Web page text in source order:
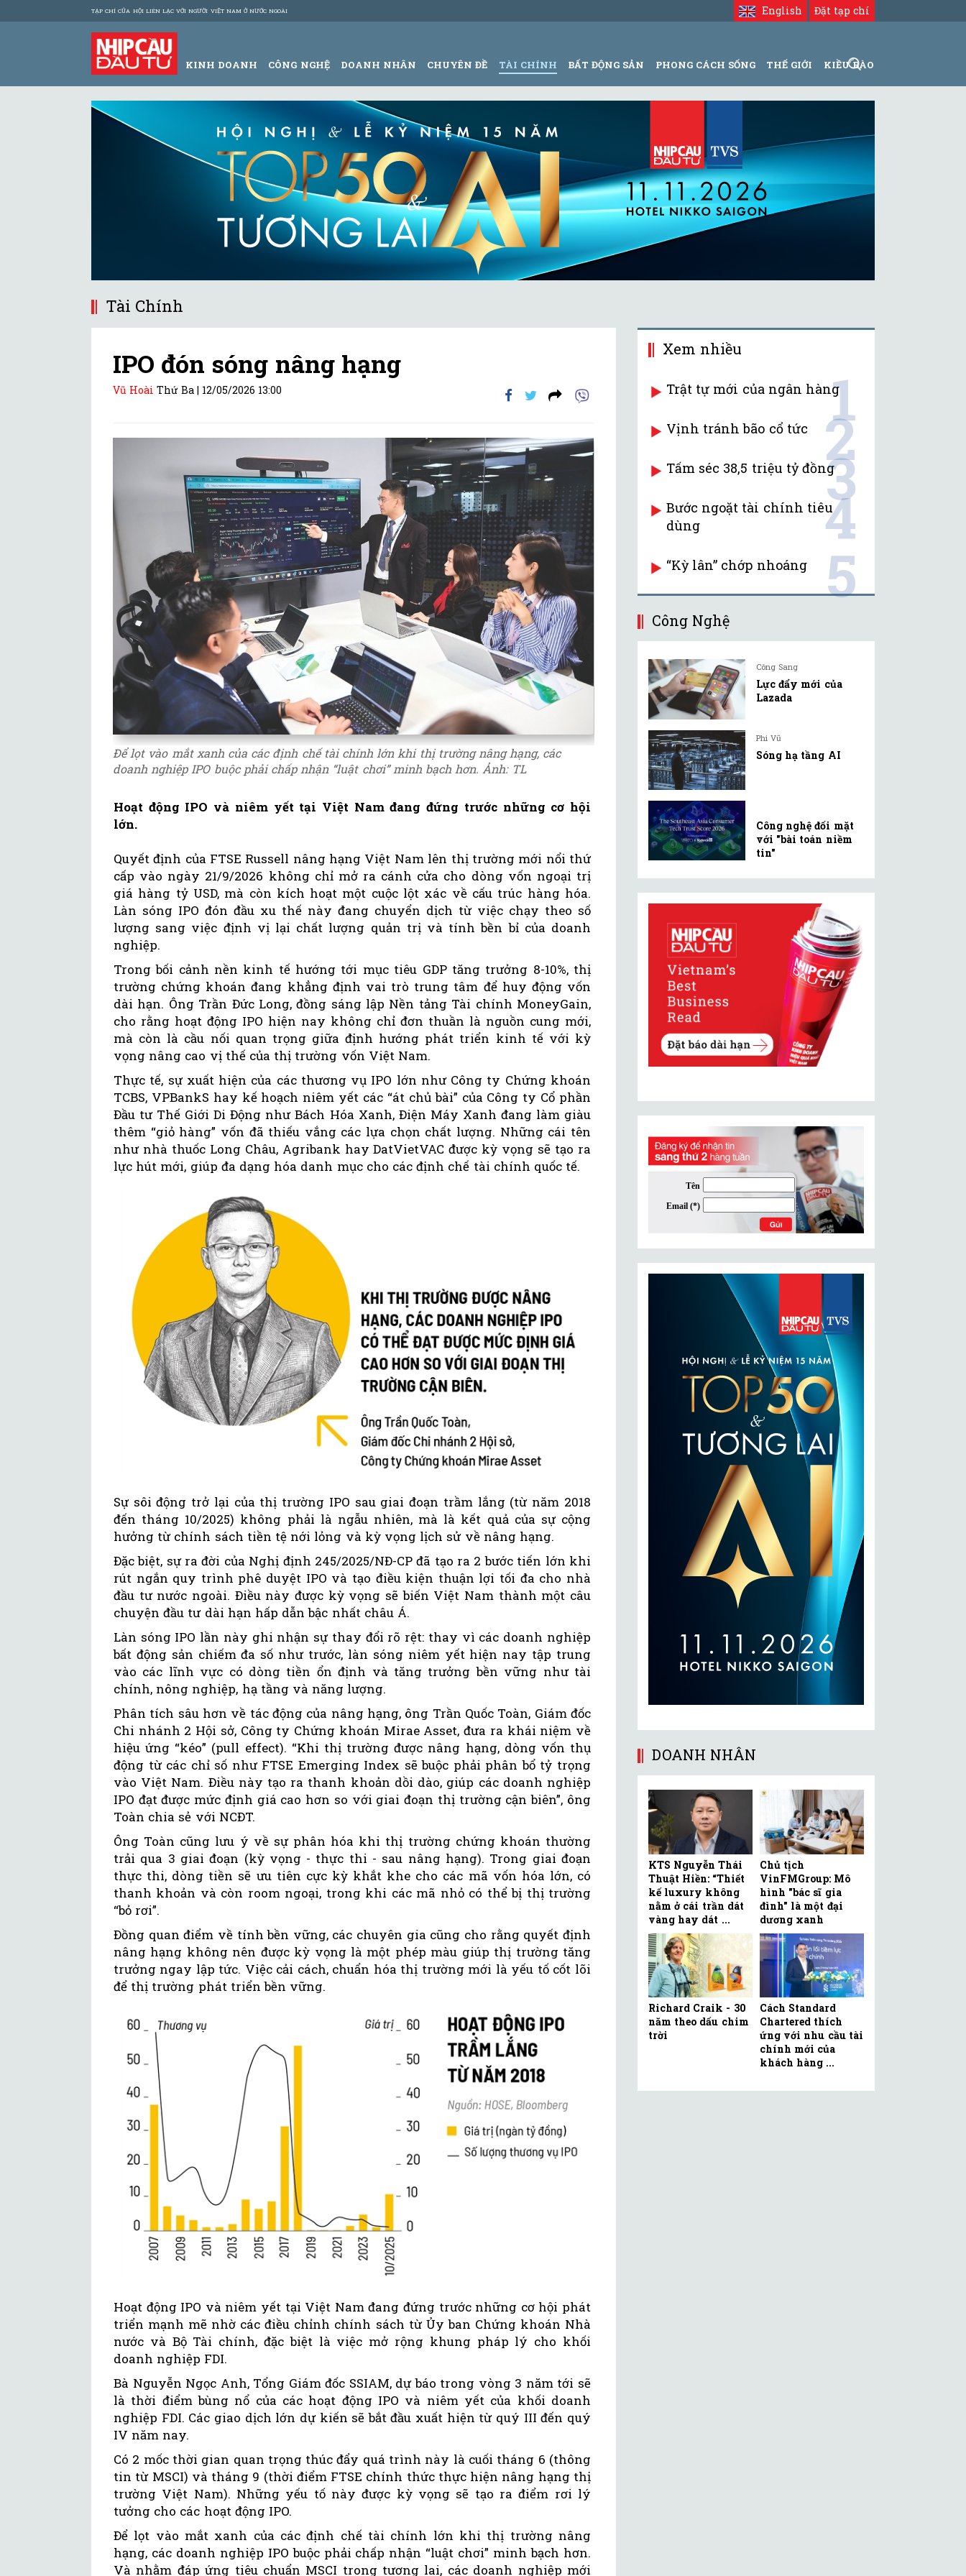
TẠP CHÍ CỦA HỘI LIÊN LẠC VỚI NGƯỜI VIỆT NAM Ở NƯỚC NGOÀI Đặt tạp chí
English
KINH DOANH CÔNG NGHỆ DOANH NHÂN CHUYÊN ĐỀ TÀI CHÍNH BẤT ĐỘNG SẢN PHONG CÁCH SỐNG THẾ GIỚI KIỀU BÀO
Tài Chính
IPO đón sóng nâng hạng
Vũ Hoài Thứ Ba | 12/05/2026 13:00
Để lọt vào mắt xanh của các định chế tài chính lớn khi thị trường nâng hạng, các
doanh nghiệp IPO buộc phải chấp nhận “luật chơi” minh bạch hơn. Ảnh: TL
Hoạt động IPO và niêm yết tại Việt Nam đang đứng trước những cơ hội
lớn.
Quyết định của FTSE Russell nâng hạng Việt Nam lên thị trường mới nổi thứ
cấp vào ngày 21/9/2026 không chỉ mở ra cánh cửa cho dòng vốn ngoại trị
giá hàng tỷ USD, mà còn kích hoạt một cuộc lột xác về cấu trúc hàng hóa.
Làn sóng IPO đón đầu xu thế này đang chuyển dịch từ việc chạy theo số
lượng sang việc định vị lại chất lượng quản trị và tính bền bỉ của doanh
nghiệp.
Trong bối cảnh nền kinh tế hướng tới mục tiêu GDP tăng trưởng 8-10%, thị
trường chứng khoán đang khẳng định vai trò trung tâm để huy động vốn
dài hạn. Ông Trần Đức Long, đồng sáng lập Nền tảng Tài chính MoneyGain,
cho rằng hoạt động IPO hiện nay không chỉ đơn thuần là nguồn cung mới,
mà còn là cầu nối quan trọng giữa định hướng phát triển kinh tế với kỳ
vọng nâng cao vị thế của thị trường vốn Việt Nam.
Thực tế, sự xuất hiện của các thương vụ IPO lớn như Công ty Chứng khoán
TCBS, VPBankS hay kế hoạch niêm yết các “át chủ bài” của Công ty Cổ phần
Đầu tư Thế Giới Di Động như Bách Hóa Xanh, Điện Máy Xanh đang làm giàu
thêm “giỏ hàng” vốn đã thiếu vắng các lựa chọn chất lượng. Những cái tên
như nhà thuốc Long Châu, Agribank hay DatVietVAC được kỳ vọng sẽ tạo ra
lực hút mới, giúp đa dạng hóa danh mục cho các định chế tài chính quốc tế.
Sự sôi động trở lại của thị trường IPO sau giai đoạn trầm lắng (từ năm 2018
đến tháng 10/2025) không phải là ngẫu nhiên, mà là kết quả của sự cộng
hưởng từ chính sách tiền tệ nới lỏng và kỳ vọng lịch sử về nâng hạng.
Đặc biệt, sự ra đời của Nghị định 245/2025/NĐ-CP đã tạo ra 2 bước tiến lớn khi
rút ngắn quy trình phê duyệt IPO và tạo điều kiện thuận lợi tối đa cho nhà
đầu tư nước ngoài. Điều này được kỳ vọng sẽ biến Việt Nam thành một câu
chuyện đầu tư dài hạn hấp dẫn bậc nhất châu Á.
Làn sóng IPO lần này ghi nhận sự thay đổi rõ rệt: thay vì các doanh nghiệp
bất động sản chiếm đa số như trước, làn sóng niêm yết hiện nay tập trung
vào các lĩnh vực có dòng tiền ổn định và tăng trưởng bền vững như tài
chính, nông nghiệp, hạ tầng và năng lượng.
Phân tích sâu hơn về tác động của nâng hạng, ông Trần Quốc Toàn, Giám đốc
Chi nhánh 2 Hội sở, Công ty Chứng khoán Mirae Asset, đưa ra khái niệm về
hiệu ứng “kéo” (pull effect). “Khi thị trường được nâng hạng, dòng vốn thụ
động từ các chỉ số như FTSE Emerging Index sẽ buộc phải phân bổ tỷ trọng
vào Việt Nam. Điều này tạo ra thanh khoản dồi dào, giúp các doanh nghiệp
IPO đạt được mức định giá cao hơn so với giai đoạn thị trường cận biên”, ông
Toàn chia sẻ với NCĐT.
Ông Toàn cũng lưu ý về sự phân hóa khi thị trường chứng khoán thường
trải qua 3 giai đoạn (kỳ vọng - thực thi - sau nâng hạng). Trong giai đoạn
thực thi, dòng tiền sẽ ưu tiên cực kỳ khắt khe cho các mã vốn hóa lớn, có
thanh khoản và còn room ngoại, trong khi các mã nhỏ có thể bị thị trường
“bỏ rơi”.
Đồng quan điểm về tính bền vững, các chuyên gia cũng cho rằng quyết định
nâng hạng không nên được kỳ vọng là một phép màu giúp thị trường tăng
trưởng ngay lập tức. Việc cải cách, chuẩn hóa thị trường mới là yếu tố cốt lõi
để thị trường phát triển bền vững.
Hoạt động IPO và niêm yết tại Việt Nam đang đứng trước những cơ hội phát
triển mạnh mẽ nhờ các điều chỉnh chính sách từ Ủy ban Chứng khoán Nhà
nước và Bộ Tài chính, đặc biệt là việc mở rộng khung pháp lý cho khối
doanh nghiệp FDI.
Bà Nguyễn Ngọc Anh, Tổng Giám đốc SSIAM, dự báo trong vòng 3 năm tới sẽ
là thời điểm bùng nổ của các hoạt động IPO và niêm yết của khối doanh
nghiệp FDI. Các giao dịch lớn dự kiến sẽ bắt đầu xuất hiện từ quý III đến quý
IV năm nay.
Có 2 mốc thời gian quan trọng thúc đẩy quá trình này là cuối tháng 6 (thông
tin từ MSCI) và tháng 9 (thời điểm FTSE chính thức thực hiện nâng hạng thị
trường Việt Nam). Những yếu tố này được kỳ vọng sẽ tạo ra điểm rơi lý
tưởng cho các hoạt động IPO.
Để lọt vào mắt xanh của các định chế tài chính lớn khi thị trường nâng
hạng, các doanh nghiệp IPO buộc phải chấp nhận “luật chơi” minh bạch hơn.
Và nhằm đáp ứng tiêu chuẩn MSCI trong tương lai, các doanh nghiệp mới
Xem nhiều
Trật tự mới của ngân hàng1
Vịnh tránh bão cổ tức 2
Tấm séc 38,5 triệu tỷ đồng3
Bước ngoặt tài chính tiêu
dùng
4
“Kỳ lân” chớp nhoáng 5
Công Nghệ
Công Sang
Lực đẩy mới của
Lazada
Phi Vũ
Sóng hạ tầng AI
Công nghệ đối mặt
với "bài toán niềm
tin"
DOANH NHÂN
KTS Nguyễn Thái
Thuật Hiền: “Thiết
kế luxury không
nằm ở cái trần dát
vàng hay dát ...
Chủ tịch
VinFMGroup: Mô
hình "bác sĩ gia
đình" là một đại
dương xanh
Richard Craik - 30
năm theo dấu chim
trời
Cách Standard
Chartered thích
ứng với nhu cầu tài
chính mới của
khách hàng ...